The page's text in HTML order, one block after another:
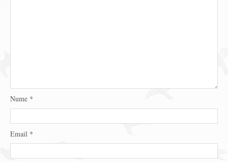
Nume *
Email *